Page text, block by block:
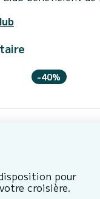
-40%
pour
croisière.